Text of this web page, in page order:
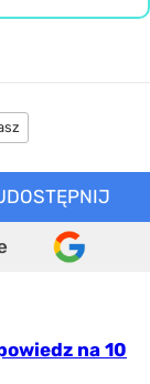
na 10